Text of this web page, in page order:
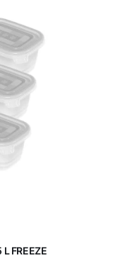
FREEZE